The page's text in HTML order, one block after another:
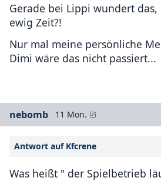
Gerade bei Lippi wundert
ewig Zeit?!
Nur mal meine persönliche
Dimi wäre das nicht passiert...
nebomb 11 Mon.
Antwort auf Kfcrene
Was heißt " der Spielbetrieb